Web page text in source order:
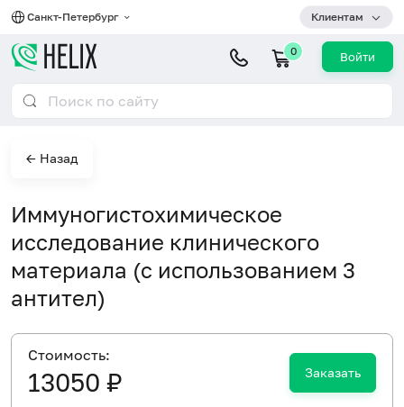
Санкт-Петербург Клиентам
0 Войти
← Назад
Иммуногистохимическое
исследование клинического
материала (с использованием 3
антител)
Cтоимость:
13050 ₽ Заказать